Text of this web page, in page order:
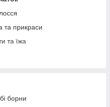
та прикраси
та їжа
для прибирання
лікаря
борни